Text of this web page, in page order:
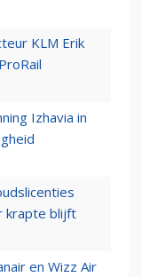
KLM Erik
Izhavia in
krapte blijft
en Wizz Air